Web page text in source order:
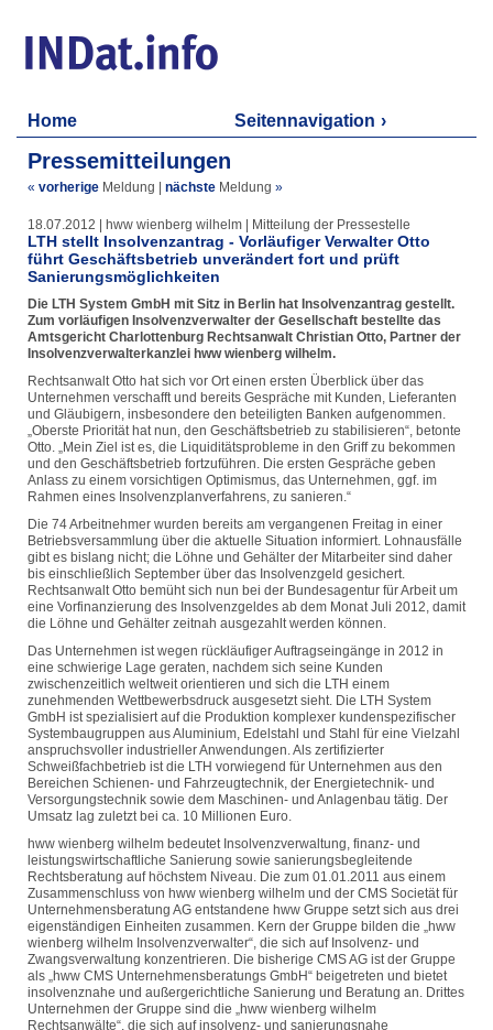
Home Seitennavigation
Pressemitteilungen
« vorherige Meldung nächste Meldung »
18.07.2012 | hww wienberg wilhelm | Mitteilung der Pressestelle
LTH stellt Insolvenzantrag - Vorläufiger Verwalter Otto
führt Geschäftsbetrieb unverändert fort und prüft
Sanierungsmöglichkeiten
Die LTH System GmbH mit Sitz in Berlin hat Insolvenzantrag gestellt.
Zum vorläufigen Insolvenzverwalter der Gesellschaft bestellte das
Amtsgericht Charlottenburg Rechtsanwalt Christian Otto, Partner der
Insolvenzverwalterkanzlei hww wienberg wilhelm.
Rechtsanwalt Otto hat sich vor Ort einen ersten Überblick über das
Unternehmen verschafft und bereits Gespräche mit Kunden, Lieferanten
und Gläubigern, insbesondere den beteiligten Banken aufgenommen.
„Oberste Priorität hat nun, den Geschäftsbetrieb zu stabilisieren“, betonte
Otto. „Mein Ziel ist es, die Liquiditätsprobleme in den Griff zu bekommen
und den Geschäftsbetrieb fortzuführen. Die ersten Gespräche geben
Anlass zu einem vorsichtigen Optimismus, das Unternehmen, ggf. im
Rahmen eines Insolvenzplanverfahrens, zu sanieren.“
Die 74 Arbeitnehmer wurden bereits am vergangenen Freitag in einer
Betriebsversammlung über die aktuelle Situation informiert. Lohnausfälle
gibt es bislang nicht; die Löhne und Gehälter der Mitarbeiter sind daher
bis einschließlich September über das Insolvenzgeld gesichert.
Rechtsanwalt Otto bemüht sich nun bei der Bundesagentur für Arbeit um
eine Vorfinanzierung des Insolvenzgeldes ab dem Monat Juli 2012, damit
die Löhne und Gehälter zeitnah ausgezahlt werden können.
Das Unternehmen ist wegen rückläufiger Auftragseingänge in 2012 in
eine schwierige Lage geraten, nachdem sich seine Kunden
zwischenzeitlich weltweit orientieren und sich die LTH einem
zunehmenden Wettbewerbsdruck ausgesetzt sieht. Die LTH System
GmbH ist spezialisiert auf die Produktion komplexer kundenspezifischer
Systembaugruppen aus Aluminium, Edelstahl und Stahl für eine Vielzahl
anspruchsvoller industrieller Anwendungen. Als zertifizierter
Schweißfachbetrieb ist die LTH vorwiegend für Unternehmen aus den
Bereichen Schienen- und Fahrzeugtechnik, der Energietechnik- und
Versorgungstechnik sowie dem Maschinen- und Anlagenbau tätig. Der
Umsatz lag zuletzt bei ca. 10 Millionen Euro.
hww wienberg wilhelm bedeutet Insolvenzverwaltung, finanz- und
leistungswirtschaftliche Sanierung sowie sanierungsbegleitende
Rechtsberatung auf höchstem Niveau. Die zum 01.01.2011 aus einem
Zusammenschluss von hww wienberg wilhelm und der CMS Societät für
Unternehmensberatung AG entstandene hww Gruppe setzt sich aus drei
eigenständigen Einheiten zusammen. Kern der Gruppe bilden die „hww
wienberg wilhelm Insolvenzverwalter“, die sich auf Insolvenz- und
Zwangsverwaltung konzentrieren. Die bisherige CMS AG ist der Gruppe
als „hww CMS Unternehmensberatungs GmbH“ beigetreten und bietet
insolvenznahe und außergerichtliche Sanierung und Beratung an. Drittes
Unternehmen der Gruppe sind die „hww wienberg wilhelm
Rechtsanwälte“, die sich auf insolvenz- und sanierungsnahe